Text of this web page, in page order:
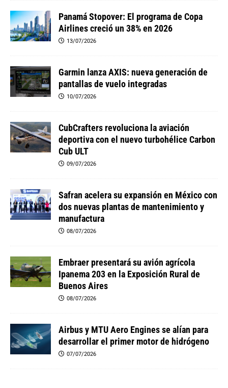
Panamá Stopover: El programa de Copa
Airlines creció un 38% en 2026
13/07/2026
Garmin lanza AXIS: nueva generación de
pantallas de vuelo integradas
10/07/2026
CubCrafters revoluciona la aviación
deportiva con el nuevo turbohélice Carbon
Cub ULT
09/07/2026
Safran acelera su expansión en México con
dos nuevas plantas de mantenimiento y
manufactura
08/07/2026
Embraer presentará su avión agrícola
Ipanema 203 en la Exposición Rural de
Buenos Aires
08/07/2026
Airbus y MTU Aero Engines se alían para
desarrollar el primer motor de hidrógeno
07/07/2026